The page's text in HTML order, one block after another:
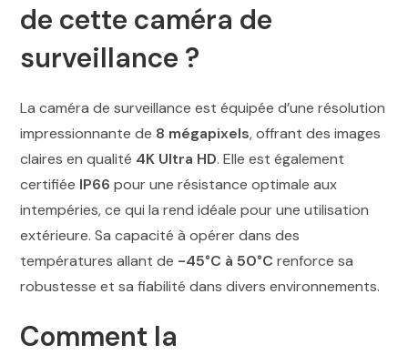
de cette caméra de
surveillance ?
La caméra de surveillance est équipée d’une résolution
impressionnante de 8 mégapixels, offrant des images
claires en qualité 4K Ultra HD. Elle est également
certifiée IP66 pour une résistance optimale aux
intempéries, ce qui la rend idéale pour une utilisation
extérieure. Sa capacité à opérer dans des
températures allant de -45°C à 50°C renforce sa
robustesse et sa fiabilité dans divers environnements.
Comment la